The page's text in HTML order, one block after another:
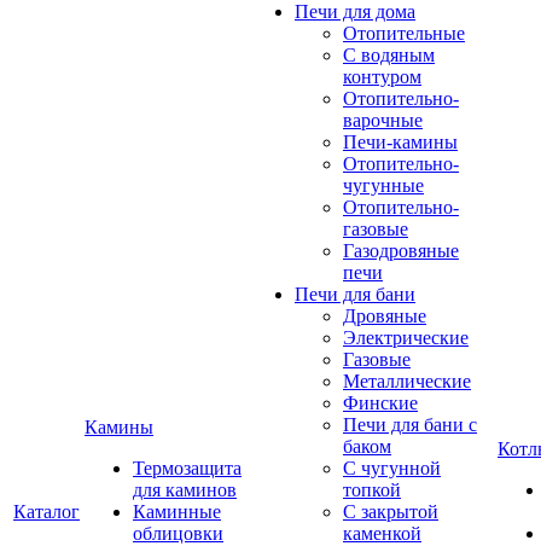
Каталог
Камины
Термозащита
для каминов
Каминные
облицовки
Печи для дома
Отопительные
C водяным
контуром
Отопительно-
варочные
Печи-камины
Отопительно-
чугунные
Отопительно-
газовые
Газодровяные
печи
Печи для бани
Дровяные
Электрические
Газовые
Металлические
Финские
Печи для бани с
баком
С чугунной
топкой
С закрытой
каменкой